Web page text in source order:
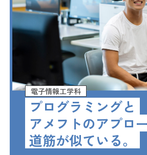
お申
資料請求
北海学園大学
電子情報工学科
プログラミングと
アメフトのアプロ
道筋が似ている。